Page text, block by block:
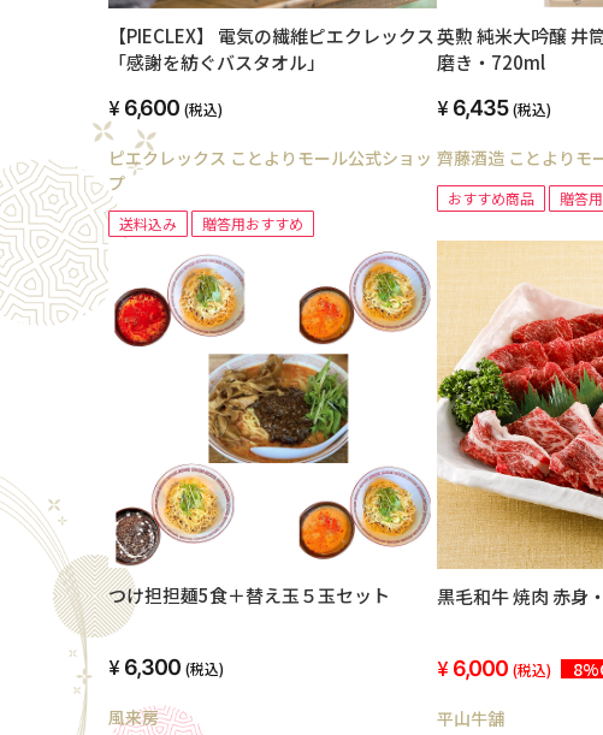
【PIECLEX】 電気の繊維ピエクレックス
「感謝を紡ぐバスタオル」
6,600 (税込)
ピエクレックス ことよりモール公式ショッ
プ
送料込み 贈答用おすすめ
英勲 純米大吟醸 井
磨き・720ml
6,435 (税込)
齊藤酒造 ことよりモ
おすすめ商品 贈答
つけ担担麺5食＋替え玉５玉セット
6,300 (税込)
風来房
黒毛和牛 焼肉 赤身
6,000 (税込)
平山牛舗